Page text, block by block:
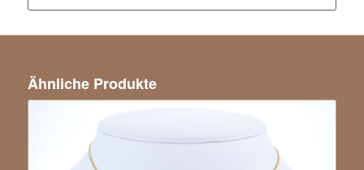
Ähnliche Produkte